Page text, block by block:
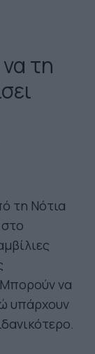
τη
τη Νότια
Μπορούν να
υπάρχουν